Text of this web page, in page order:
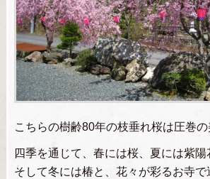
こちらの樹齢80年の枝垂れ桜は圧巻の
四季を通じて、春には桜、夏には紫陽
そして冬には椿と、花々が彩るお寺で